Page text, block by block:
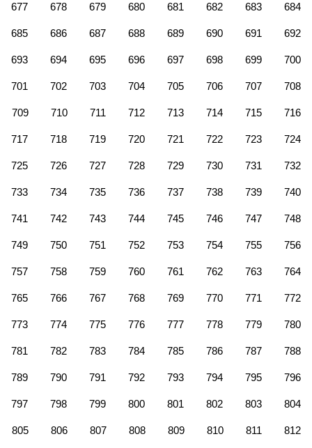
677 678 679 680 681 682 683 684
685 686 687 688 689 690 691 692
693 694 695 696 697 698 699 700
701 702 703 704 705 706 707 708
709 710 711 712 713 714 715 716
717 718 719 720 721 722 723 724
725 726 727 728 729 730 731 732
733 734 735 736 737 738 739 740
741 742 743 744 745 746 747 748
749 750 751 752 753 754 755 756
757 758 759 760 761 762 763 764
765 766 767 768 769 770 771 772
773 774 775 776 777 778 779 780
781 782 783 784 785 786 787 788
789 790 791 792 793 794 795 796
797 798 799 800 801 802 803 804
805 806 807 808 809 810 811 812